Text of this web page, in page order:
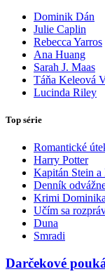
Dominik Dán
Julie Caplin
Rebecca Yarros
Ana Huang
Sarah J. Maas
Táňa Keleová
Lucinda Riley
Top série
Romantické
Harry Potter
Kapitán Stein
Denník
Krimi
Učím sa
Duna
Smradi
Darčekové